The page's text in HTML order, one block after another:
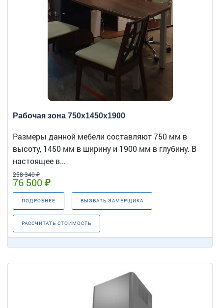
Рабочая зона 750x1450x1900
Размеры данной мебели составляют 750 мм в
высоту, 1450 мм в ширину и 1900 мм в глубину. В
настоящее в...
258 340 ₽
76 500 ₽
ПОДРОБНЕЕ ВЫЗВАТЬ ЗАМЕРЩИКА
РАССЧИТАТЬ СТОИМОСТЬ